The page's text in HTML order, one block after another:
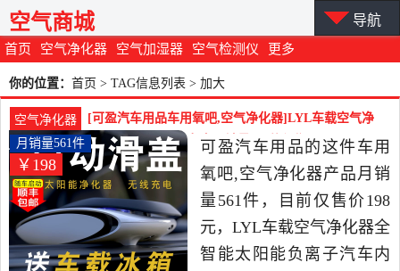
首页 空气净化器 空气加湿器 空气检测仪 更多
空气商城 导航
你的位置： 首页 > TAG信息列表 > 加大
空气净化器
[可盈汽车用品车用氧吧,空气净化器]LYL车载空气净
化器全智能太阳能负离月销量561件仅售198元
￥198
月销量561件
可盈汽车用品的这件车用
氧吧,空气净化器产品月销
量561件，目前仅售价198
元，LYL车载空气净化器全
智能太阳能负离子汽车内